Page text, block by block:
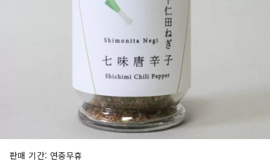
판매 기간: 연중무휴